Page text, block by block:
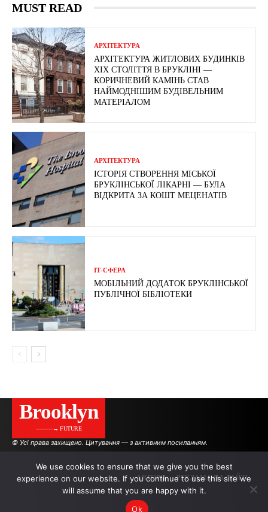
MUST READ
АРХІТЕКТУРА
АРХІТЕКТУРА ЖИТЛОВИХ БУДИНКІВ
ХІХ СТОЛІТТЯ В БРУКЛІНІ —
КОРИЧНЕВИЙ КАМІНЬ СТАВ
НАЙМОДНІШИМ БУДІВЕЛЬНИМ
МАТЕРІАЛОМ
АРХІТЕКТУРА
ІСТОРІЯ СТВОРЕННЯ МІСЬКОЇ
БРУКЛІНСЬКОЇ ЛІКАРНІ — БУЛА
ВІДКРИТА ЗА КОШТ МЕЦЕНАТІВ
ІТ-СФЕРА
МОБІЛЬНИЙ ДОДАТОК БРУКЛІНСЬКОЇ
ПУБЛІЧНОЇ БІБЛІОТЕКИ
Brooklyn
———→ FUTURE
© Усі права захищено. Цитування — з активним посиланням.
АВТОРИ РЕКЛАМА НА САЙТІ
We use cookies to ensure that we give you the best
experience on our website. If you continue to use this site we
will assume that you are happy with it.
Ok